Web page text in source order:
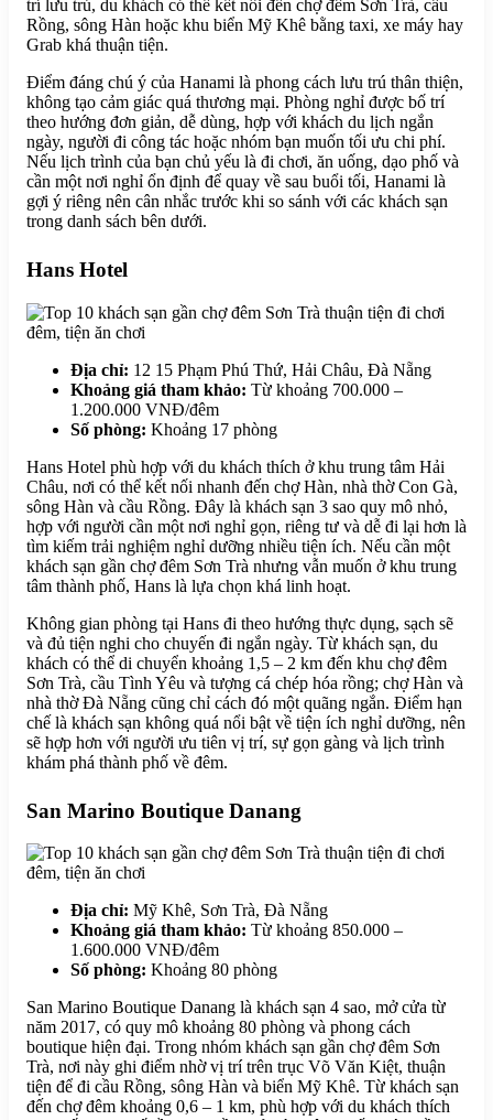
trí lưu trú, du khách có thể kết nối đến chợ đêm Sơn Trà, cầu
Rồng, sông Hàn hoặc khu biển Mỹ Khê bằng taxi, xe máy hay
Grab khá thuận tiện.
Điểm đáng chú ý của Hanami là phong cách lưu trú thân thiện,
không tạo cảm giác quá thương mại. Phòng nghỉ được bố trí
theo hướng đơn giản, dễ dùng, hợp với khách du lịch ngắn
ngày, người đi công tác hoặc nhóm bạn muốn tối ưu chi phí.
Nếu lịch trình của bạn chủ yếu là đi chơi, ăn uống, dạo phố và
cần một nơi nghỉ ổn định để quay về sau buổi tối, Hanami là
gợi ý riêng nên cân nhắc trước khi so sánh với các khách sạn
trong danh sách bên dưới.
Hans Hotel
Địa chỉ: 12 15 Phạm Phú Thứ, Hải Châu, Đà Nẵng
Khoảng giá tham khảo: Từ khoảng 700.000 –
1.200.000 VNĐ/đêm
Số phòng: Khoảng 17 phòng
Hans Hotel phù hợp với du khách thích ở khu trung tâm Hải
Châu, nơi có thể kết nối nhanh đến chợ Hàn, nhà thờ Con Gà,
sông Hàn và cầu Rồng. Đây là khách sạn 3 sao quy mô nhỏ,
hợp với người cần một nơi nghỉ gọn, riêng tư và dễ đi lại hơn là
tìm kiếm trải nghiệm nghỉ dưỡng nhiều tiện ích. Nếu cần một
khách sạn gần chợ đêm Sơn Trà nhưng vẫn muốn ở khu trung
tâm thành phố, Hans là lựa chọn khá linh hoạt.
Không gian phòng tại Hans đi theo hướng thực dụng, sạch sẽ
và đủ tiện nghi cho chuyến đi ngắn ngày. Từ khách sạn, du
khách có thể di chuyển khoảng 1,5 – 2 km đến khu chợ đêm
Sơn Trà, cầu Tình Yêu và tượng cá chép hóa rồng; chợ Hàn và
nhà thờ Đà Nẵng cũng chỉ cách đó một quãng ngắn. Điểm hạn
chế là khách sạn không quá nổi bật về tiện ích nghỉ dưỡng, nên
sẽ hợp hơn với người ưu tiên vị trí, sự gọn gàng và lịch trình
khám phá thành phố về đêm.
San Marino Boutique Danang
Địa chỉ: Mỹ Khê, Sơn Trà, Đà Nẵng
Khoảng giá tham khảo: Từ khoảng 850.000 –
1.600.000 VNĐ/đêm
Số phòng: Khoảng 80 phòng
San Marino Boutique Danang là khách sạn 4 sao, mở cửa từ
năm 2017, có quy mô khoảng 80 phòng và phong cách
boutique hiện đại. Trong nhóm khách sạn gần chợ đêm Sơn
Trà, nơi này ghi điểm nhờ vị trí trên trục Võ Văn Kiệt, thuận
tiện để đi cầu Rồng, sông Hàn và biển Mỹ Khê. Từ khách sạn
đến chợ đêm khoảng 0,6 – 1 km, phù hợp với du khách thích